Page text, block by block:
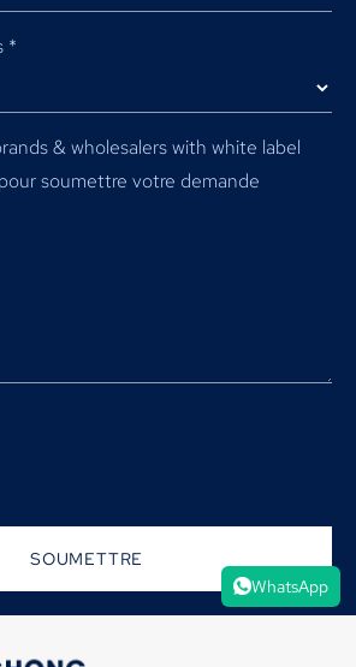
*
& wholesalers with white label
soumettre votre demande
SOUMETTRE
WhatsApp